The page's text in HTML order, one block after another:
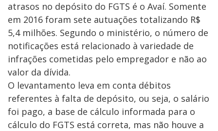
atrasos no depósito do FGTS é o Avaí. Somente
em 2016 foram sete autuações totalizando R$
5,4 milhões. Segundo o ministério, o número de
notificações está relacionado à variedade de
infrações cometidas pelo empregador e não ao
valor da dívida.
O levantamento leva em conta débitos
referentes à falta de depósito, ou seja, o salário
foi pago, a base de cálculo informada para o
cálculo do FGTS está correta, mas não houve a